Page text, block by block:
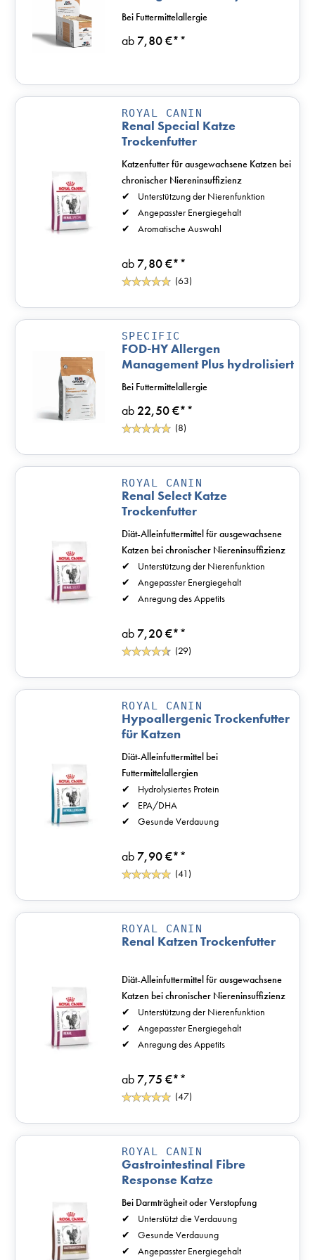
Katzenfutter
ab 7,80 €**
Bei Futtermittelallergie
ROYAL CANIN
Renal Special Katze
Trockenfutter
ab 7,80 €**
Katzenfutter für ausgewachsene Katzen bei
chronischer Niereninsuffizienz
Unterstützung der Nierenfunktion
Angepasster Energiegehalt
Aromatische Auswahl
(63)
SPECIFIC
FOD-HY Allergen
Management Plus hydrolisiert
Katzenfutter
ab 22,50 €**
Bei Futtermittelallergie
(8)
ROYAL CANIN
Renal Select Katze
Trockenfutter
ab 7,20 €**
Diät-Alleinfuttermittel für ausgewachsene
Katzen bei chronischer Niereninsuffizienz
Unterstützung der Nierenfunktion
Angepasster Energiegehalt
Anregung des Appetits
(29)
ROYAL CANIN
Hypoallergenic Trockenfutter
für Katzen
ab 7,90 €**
Diät-Alleinfuttermittel bei
Futtermittelallergien
Hydrolysiertes Protein
EPA/DHA
Gesunde Verdauung
(41)
ROYAL CANIN
Renal Katzen Trockenfutter
ab 7,75 €**
Diät-Alleinfuttermittel für ausgewachsene
Katzen bei chronischer Niereninsuffizienz
Unterstützung der Nierenfunktion
Angepasster Energiegehalt
Anregung des Appetits
(47)
ROYAL CANIN
Gastrointestinal Fibre
Response Katze
Bei Darmträgheit oder Verstopfung
Unterstützt die Verdauung
Gesunde Verdauung
Angepasster Energiegehalt